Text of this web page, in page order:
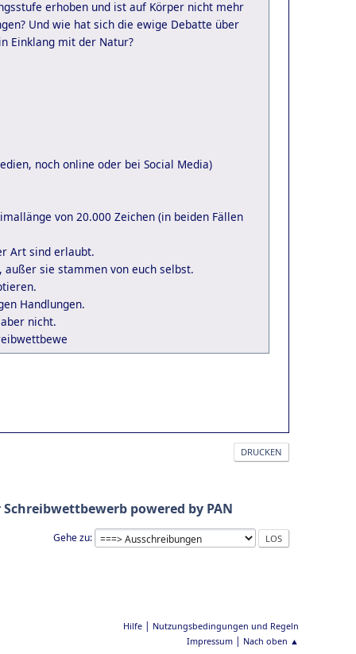
erhoben und ist auf Körper nicht mehr
Und wie hat sich die ewige Debatte über
Einklang mit der Natur?
noch online oder bei Social Media)
von 20.000 Zeichen (in beiden Fällen
Art sind erlaubt.
außer sie stammen von euch selbst.
Handlungen.
nicht.
DRUCKEN
Schreibwettbewerb powered by PAN
Gehe zu
Hilfe | Nutzungsbedingungen und Regeln
Impressum | Nach oben ▲